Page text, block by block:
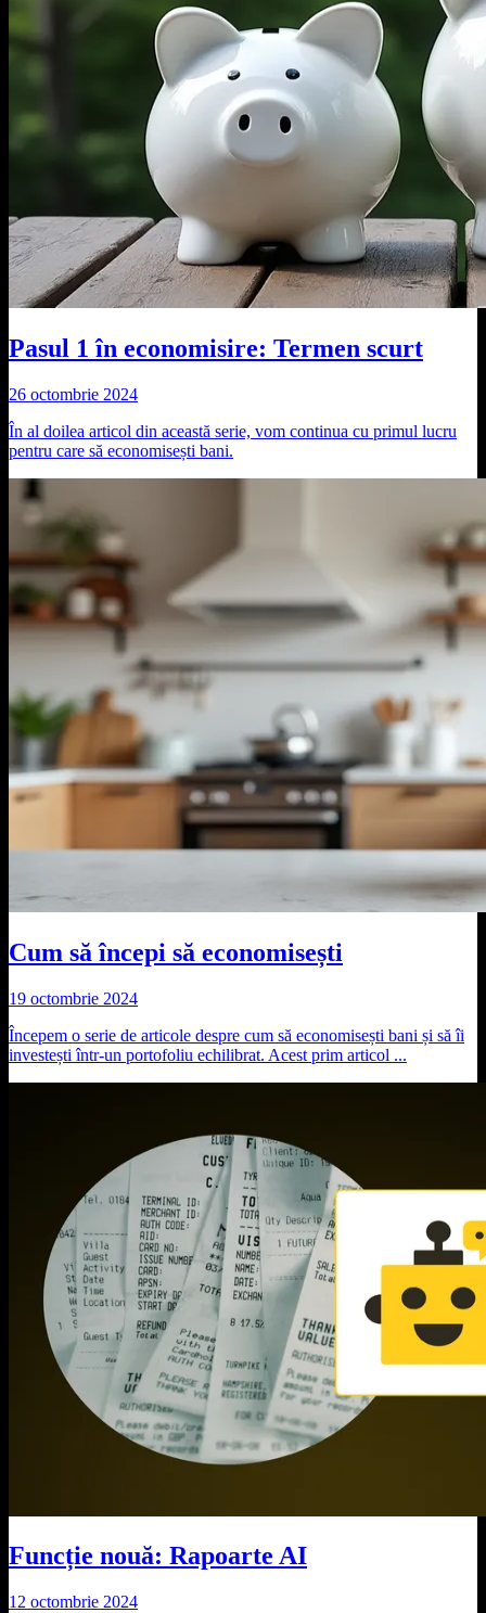
Pasul 1 în economisire: Termen scurt
26 octombrie 2024
În al doilea articol din această serie, vom continua cu primul lucru
pentru care să economisești bani.
Cum să începi să economisești
19 octombrie 2024
Începem o serie de articole despre cum să economisești bani și să îi
investești într-un portofoliu echilibrat. Acest prim articol ...
Funcție nouă: Rapoarte AI
12 octombrie 2024